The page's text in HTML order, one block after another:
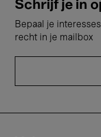
Schrijf je in
Bepaal je
recht in je mailbox